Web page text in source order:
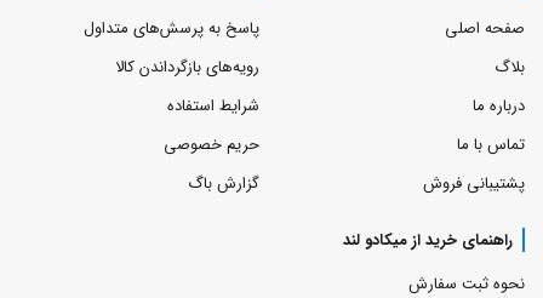
صفحه اصلی
بلاگ
درباره ما
تماس با ما
پشتیبانی فروش
پاسخ به پرسش‌های متداول
رویه‌های بازگرداندن کالا
شرایط استفاده
حریم خصوصی
گزارش باگ
راهنمای خرید از میکادو لند
نحوه ثبت سفارش